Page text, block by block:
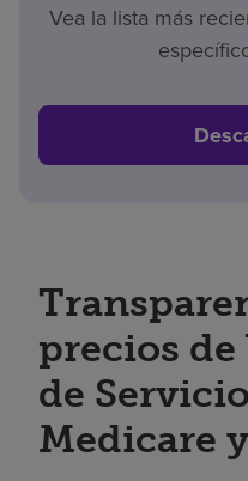
Vea la lista más
precios de
de
Medicare